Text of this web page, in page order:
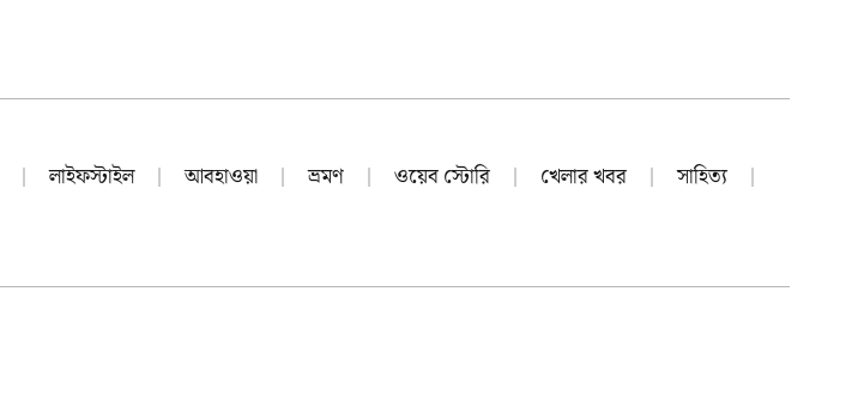
লাইফস্টাইল আবহাওয়া ভ্রমণ ওয়েব স্টোরি খেলার খবর
সাহিত্য